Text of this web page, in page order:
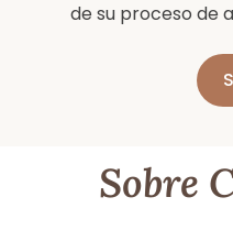
de su proceso de
Sobre